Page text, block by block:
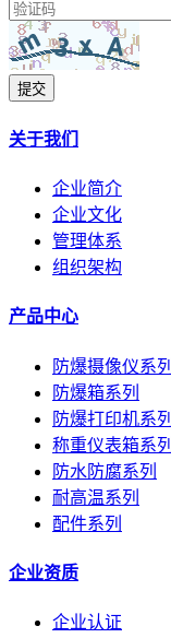
提交
关于我们
企业简介
企业文化
管理体系
组织架构
产品中心
防爆摄像仪系列
防爆箱系列
防爆打印机系列
称重仪表箱系列
防水防腐系列
耐高温系列
配件系列
企业资质
企业认证